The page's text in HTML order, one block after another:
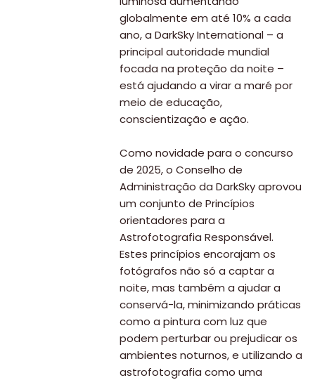
globalmente em até 10% a cada
ano, a DarkSky International – a
principal autoridade mundial
focada na proteção da noite –
está ajudando a virar a maré por
meio de educação,
conscientização e ação.
Como novidade para o concurso
de 2025, o Conselho de
Administração da DarkSky aprovou
um conjunto de Princípios
orientadores para a
Astrofotografia Responsável.
Estes princípios encorajam os
fotógrafos não só a captar a
noite, mas também a ajudar a
conservá-la, minimizando práticas
como a pintura com luz que
podem perturbar ou prejudicar os
ambientes noturnos, e utilizando a
astrofotografia como uma